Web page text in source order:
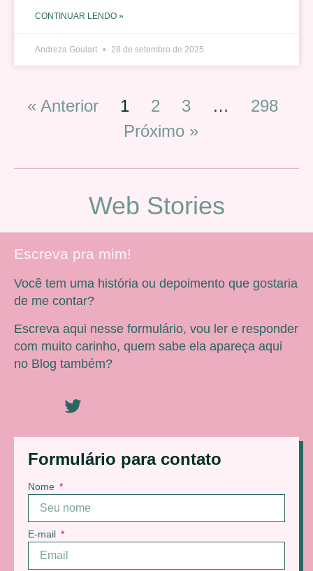
CONTINUAR LENDO »
Andreza Goulart 28 de setembro de 2025
« Anterior 1 2 3 …
298
Próximo »
Web Stories
Formulário para contato
Nome
E-mail
Escreva pra mim!
Você tem uma história ou depoimento que gostaria
de me contar?
Escreva aqui nesse formulário, vou ler e responder
com muito carinho, quem sabe ela apareça aqui
no Blog também?